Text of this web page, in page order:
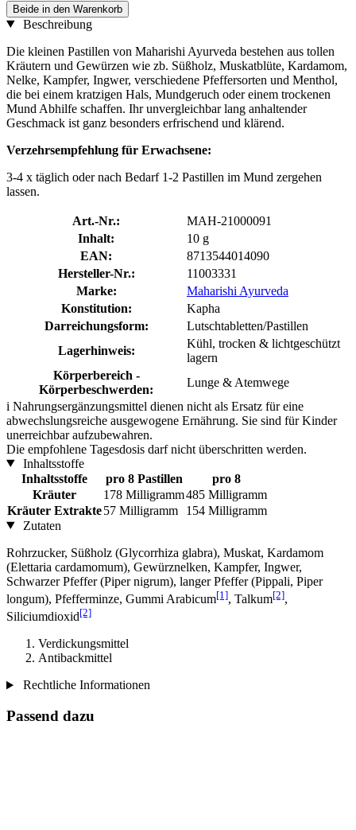
Beide in den Warenkorb
Beschreibung
Die kleinen Pastillen von Maharishi Ayurveda bestehen aus tollen
Kräutern und Gewürzen wie zb. Süßholz, Muskatblüte, Kardamom,
Nelke, Kampfer, Ingwer, verschiedene Pfeffersorten und Menthol,
die bei einem kratzigen Hals, Mundgeruch oder einem trockenen
Mund Abhilfe schaffen. Ihr unvergleichbar lang anhaltender
Geschmack ist ganz besonders erfrischend und klärend.
Verzehrsempfehlung für Erwachsene:
3-4 x täglich oder nach Bedarf 1-2 Pastillen im Mund zergehen
lassen.
Art.-Nr.:
MAH-21000091
Inhalt:
10 g
EAN:
8713544014090
Hersteller-Nr.:
11003331
Marke:
Maharishi Ayurveda
Konstitution:
Kapha
Darreichungsform:
Lutschtabletten/Pastillen
Lagerhinweis:
Kühl, trocken & lichtgeschützt
lagern
Körperbereich -
Körperbeschwerden:
Lunge & Atemwege
i Nahrungsergänzungsmittel dienen nicht als Ersatz für eine
abwechslungsreiche ausgewogene Ernährung. Sie sind für Kinder
unerreichbar aufzubewahren.
Die empfohlene Tagesdosis darf nicht überschritten werden.
Inhaltsstoffe
Inhaltsstoffe
pro 8 Pastillen
pro 8
Kräuter
178 Milligramm485 Milligramm
Kräuter Extrakte57 Milligramm
154 Milligramm
Zutaten
Rohrzucker, Süßholz (Glycorrhiza glabra), Muskat, Kardamom
(Elettaria cardamomum), Gewürznelken, Kampfer, Ingwer,
Schwarzer Pfeffer (Piper nigrum), langer Pfeffer (Pippali, Piper
longum), Pfefferminze, Gummi Arabicum[1], Talkum[2],
Siliciumdioxid[2]
Verdickungsmittel
Antibackmittel
Rechtliche Informationen
Passend dazu